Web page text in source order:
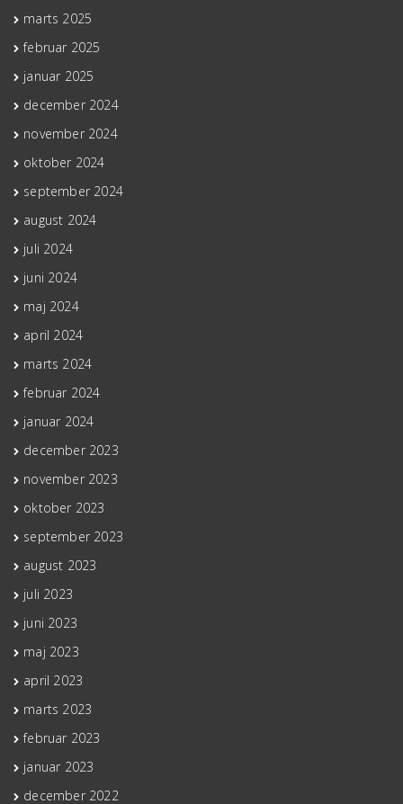
marts 2025
februar 2025
januar 2025
december 2024
november 2024
oktober 2024
september 2024
august 2024
juli 2024
juni 2024
maj 2024
april 2024
marts 2024
februar 2024
januar 2024
december 2023
november 2023
oktober 2023
september 2023
august 2023
juli 2023
juni 2023
maj 2023
april 2023
marts 2023
februar 2023
januar 2023
december 2022